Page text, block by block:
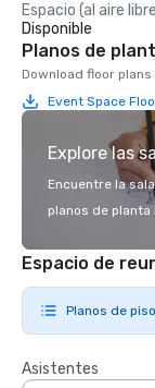
Espacio (al aire
Disponible
Planos de
Download floor
Event Space
Explore las
Encuentre la
planos de
Espacio de
Planos de
Asistentes